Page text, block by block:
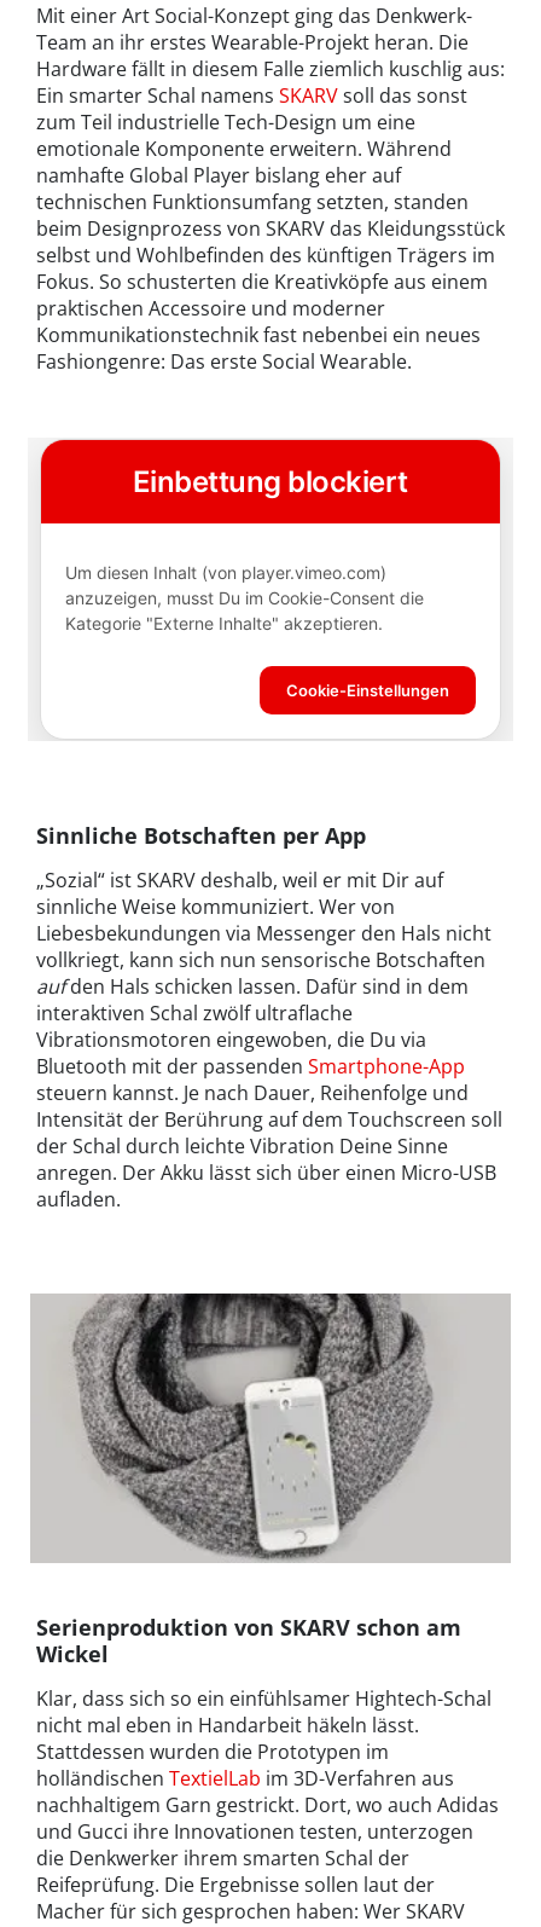
Mit einer Art Social-Konzept ging das Denkwerk-
Team an ihr erstes Wearable-Projekt heran. Die
Hardware fällt in diesem Falle ziemlich kuschlig aus:
Ein smarter Schal namens SKARVsoll das sonst
zum Teil industrielle Tech-Design um eine
emotionale Komponente erweitern. Während
namhafte Global Player bislang eher auf
technischen Funktionsumfang setzten, standen
beim Designprozess von SKARV das Kleidungsstück
selbst und Wohlbefinden des künftigen Trägers im
Fokus. So schusterten die Kreativköpfe aus einem
praktischen Accessoire und moderner
Kommunikationstechnik fast nebenbei ein neues
Fashiongenre: Das erste Social Wearable.
Sinnliche Botschaften per App
„Sozial“ ist SKARV deshalb, weil er mit Dir auf
sinnliche Weise kommuniziert. Wer von
Liebesbekundungen via Messenger den Hals nicht
vollkriegt, kann sich nun sensorische Botschaften
aufden Hals schicken lassen. Dafür sind in dem
interaktiven Schal zwölf ultraflache
Vibrationsmotoren eingewoben, die Du via
Bluetooth mit der passenden Smartphone-App
steuern kannst. Je nach Dauer, Reihenfolge und
Intensität der Berührung auf dem Touchscreen soll
der Schal durch leichte Vibration Deine Sinne
anregen. Der Akku lässt sich über einen Micro-USB
aufladen.
Serienproduktion von SKARV schon am
Wickel
Klar, dass sich so ein einfühlsamer Hightech-Schal
nicht mal eben in Handarbeit häkeln lässt.
Stattdessen wurden die Prototypen im
holländischen TextielLab im 3D-Verfahren aus
nachhaltigem Garn gestrickt. Dort, wo auch Adidas
und Gucci ihre Innovationen testen, unterzogen
die Denkwerker ihrem smarten Schal der
Reifeprüfung. Die Ergebnisse sollen laut der
Macher für sich gesprochen haben: Wer SKARV